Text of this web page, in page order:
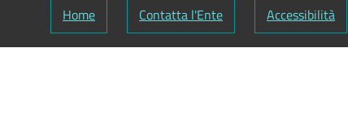
Home Contatta l'Ente Accessibilità